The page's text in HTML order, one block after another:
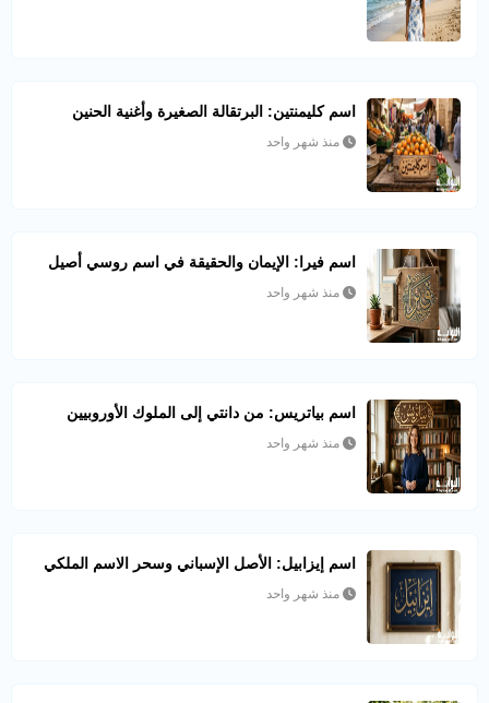
اسم كليمنتين: البرتقالة الصغيرة وأغنية الحنين
منذ شهر واحد
اسم فيرا: الإيمان والحقيقة في اسم روسي أصيل
منذ شهر واحد
اسم بياتريس: من دانتي إلى الملوك الأوروبيين
منذ شهر واحد
اسم إيزابيل: الأصل الإسباني وسحر الاسم الملكي
منذ شهر واحد